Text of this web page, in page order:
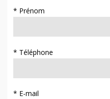
* Prénom
* Téléphone
* E-mail